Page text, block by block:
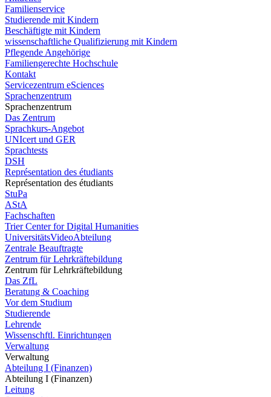
Familienservice
Studierende mit Kindern
Beschäftigte mit Kindern
wissenschaftliche Qualifizierung mit Kindern
Pflegende Angehörige
Familiengerechte Hochschule
Kontakt
Servicezentrum eSciences
Sprachenzentrum
Sprachenzentrum
Das Zentrum
Sprachkurs-Angebot
UNIcert und GER
Sprachtests
DSH
Représentation des étudiants
Représentation des étudiants
StuPa
AStA
Fachschaften
Trier Center for Digital Humanities
UniversitätsVideoAbteilung
Zentrale Beauftragte
Zentrum für Lehrkräftebildung
Zentrum für Lehrkräftebildung
Das ZfL
Beratung & Coaching
Vor dem Studium
Studierende
Lehrende
Wissenschftl. Einrichtungen
Verwaltung
Verwaltung
Abteilung I (Finanzen)
Abteilung I (Finanzen)
Leitung